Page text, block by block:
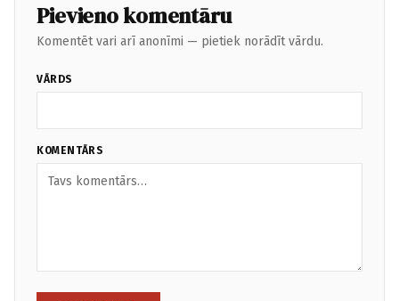
Pievieno komentāru
Komentēt vari arī anonīmi — pietiek norādīt vārdu.
VĀRDS
KOMENTĀRS